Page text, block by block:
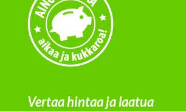
Vertaa hintaa ja laatua